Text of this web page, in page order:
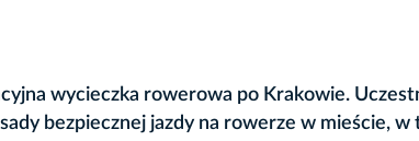
wycieczka rowerowa po Krakowie.
bezpiecznej jazdy na rowerze w mieście,